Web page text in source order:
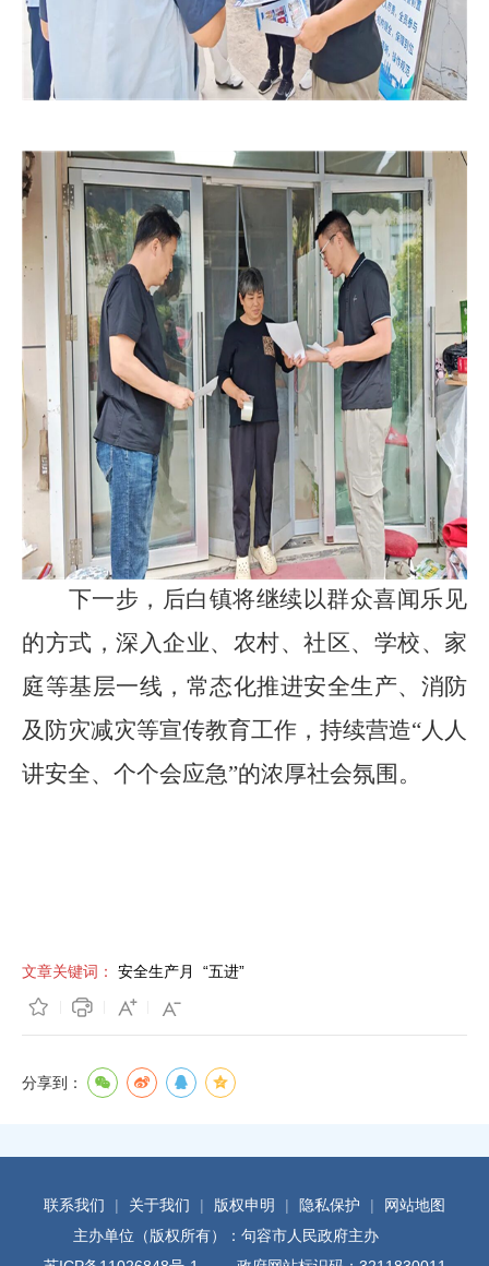
下一步，后白镇将继续以群众喜闻乐见
的方式，深入企业、农村、社区、学校、家
庭等基层一线，常态化推进安全生产、消防
及防灾减灾等宣传教育工作，持续营造“人人
讲安全、个个会应急”的浓厚社会氛围。
文章关键词： 安全生产月 “五进”
分享到：
联系我们 | 关于我们 | 版权申明 | 隐私保护 |
网站地图
主办单位（版权所有）：句容市人民政府主办